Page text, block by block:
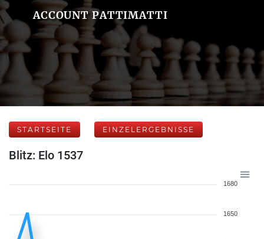
ACCOUNT PATTIMATTI
STARTSEITE EINZELERGEBNISSE
Blitz: Elo 1537
1680
1650